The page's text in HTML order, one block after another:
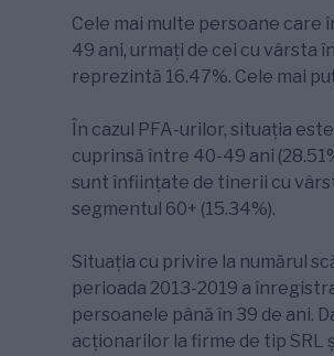
Cele mai multe persoane care
49 ani, urmați de cei cu vârsta
reprezintă 16.47%. Cele mai
În cazul PFA-urilor, situația
cuprinsă între 40-49 ani
sunt înființate de tinerii cu
segmentul 60+ (15.34%).
Situația cu privire la numărul
perioada 2013-2019 a
persoanele până în 39 de ani.
acționarilor la firme de tip SRL